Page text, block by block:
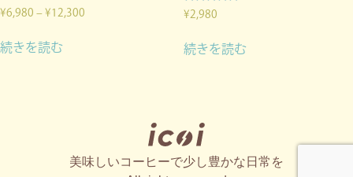
¥6,980 –¥12,300
続きを読む
5段階中
5.00
¥2,980
続きを読む
美味しいコーヒーで少し豊かな日常を